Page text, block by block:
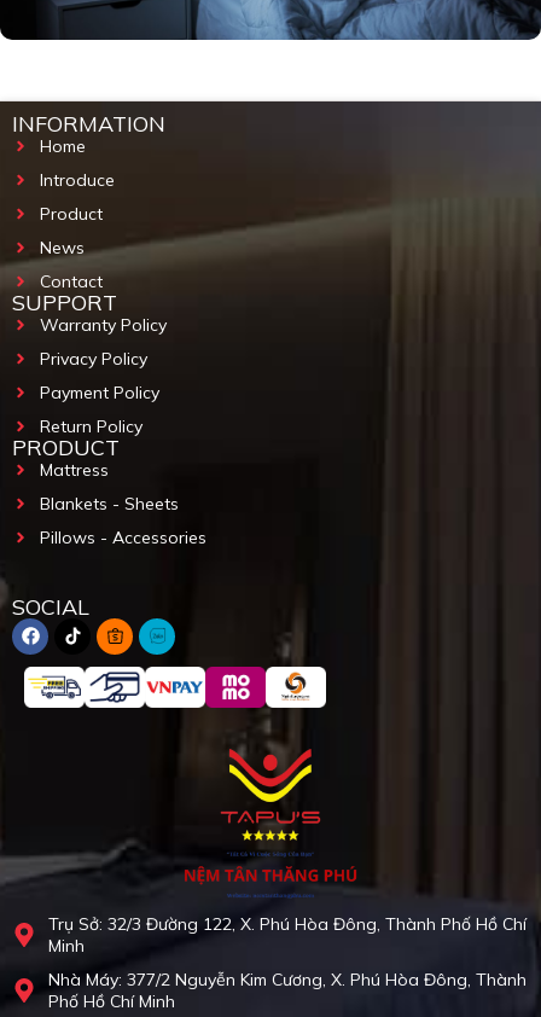
Trụ Sở: 32/3 Đường 122, X. Phú Hòa Đông, Thành Phố Hồ Chí
Minh
Nhà Máy: 377/2 Nguyễn Kim Cương, X. Phú Hòa Đông, Thành
Phố Hồ Chí Minh
INFORMATION
Home
Introduce
Product
News
Contact
SUPPORT
Warranty Policy
Privacy Policy
Payment Policy
Return Policy
PRODUCT
Mattress
Blankets - Sheets
Pillows - Accessories
SOCIAL